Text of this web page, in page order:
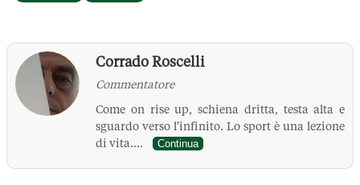
Corrado Roscelli
Commentatore
Come on rise up, schiena dritta, testa alta e
sguardo verso l'infinito. Lo sport è una lezione
di vita....
Continua